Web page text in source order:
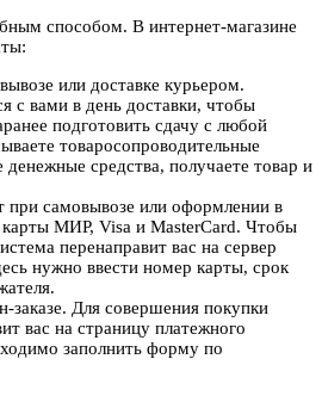
способом. В интернет-магазине
или доставке курьером.
с вами в день доставки, чтобы
подготовить сдачу с любой
товаросопроводительные
средства, получаете товар и
при самовывозе или оформлении в
карты МИР, Visa и MasterCard. Чтобы
перенаправит вас на сервер
нужно ввести номер карты, срок
Для совершения покупки
вас на страницу платежного
заполнить форму по